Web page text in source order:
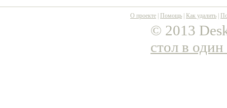
О проекте Помощь Как удалить
© 2013
стол в